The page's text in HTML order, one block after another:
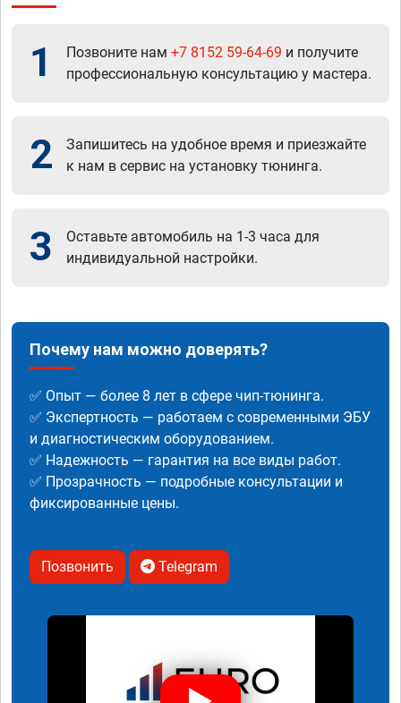
1 Позвоните нам +7 8152 59-64-69 и получите
профессиональную консультацию у мастера.
2
Запишитесь на удобное время и приезжайте
к нам в сервис на установку тюнинга.
3
Оставьте автомобиль на 1-3 часа для
индивидуальной настройки.
Почему нам можно доверять?
✅ Опыт — более 8 лет в сфере чип-тюнинга.
✅ Экспертность — работаем с современными ЭБУ
и диагностическим оборудованием.
✅ Надежность — гарантия на все виды работ.
✅ Прозрачность — подробные консультации и
фиксированные цены.
Позвонить Telegram